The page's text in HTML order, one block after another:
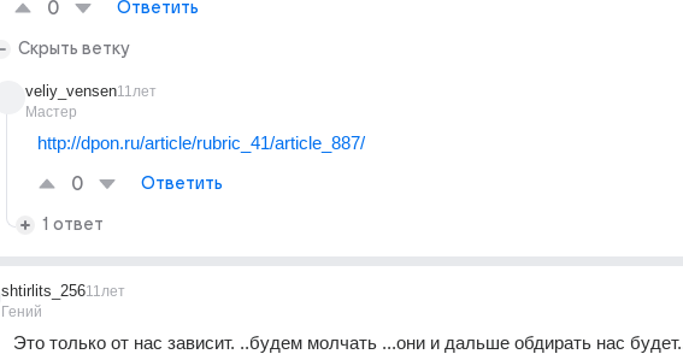
0 Ответить
Скрыть ветку
veliy_vensen
Мастер
11лет
http://dpon.ru/article/rubric_41/article_887/
0 Ответить
1 ответ
shtirlits_256
Гений
11лет
Это только от нас зависит. ..будем молчать ...они и дальше обдирать нас